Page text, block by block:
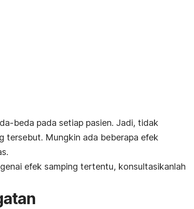
beda pada setiap pasien. Jadi, tidak
tersebut. Mungkin ada beberapa efek
efek samping tertentu, konsultasikanlah